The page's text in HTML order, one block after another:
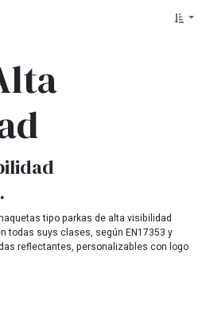
tipo parkas de alta visibilidad
todas suys clases, según EN17353 y
reflectantes, personalizables con logo